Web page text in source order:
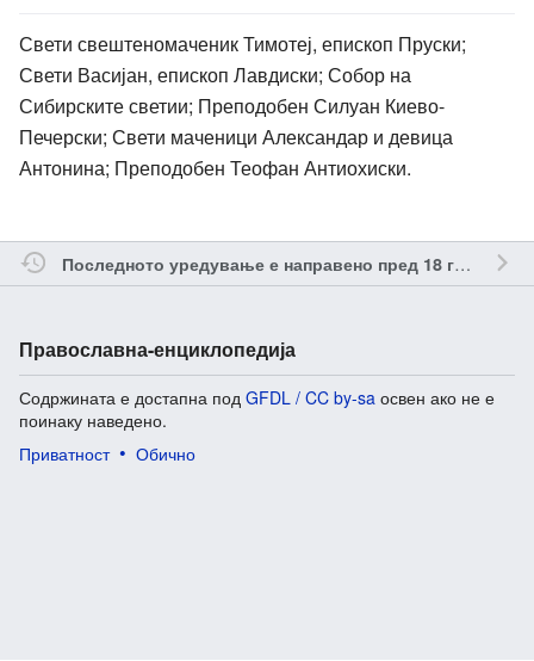
Свети свештеномаченик Тимотеј, епископ Пруски;
Свети Васијан, епископ Лавдиски; Собор на
Сибирските светии; Преподобен Силуан Киево-
Печерски; Свети маченици Александар и девица
Антонина; Преподобен Теофан Антиохиски.
Последното уредување е направено пред 18 години од
Православна-енциклопедија
Содржината е достапна под GFDL / CC by-sa освен ако не е
поинаку наведено.
Приватност
Обично